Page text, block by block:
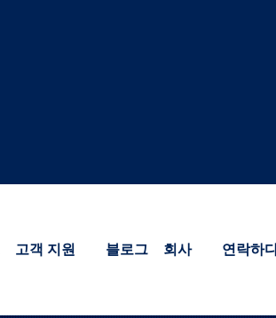
고객 지원 블로그 회사 연락하